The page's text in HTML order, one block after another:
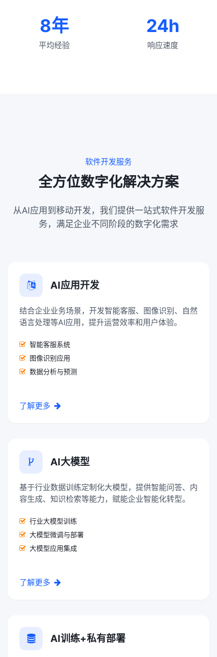
8年
平均经验
24h
响应速度
软件开发服务
全方位数字化解决方案
从AI应用到移动开发，我们提供一站式软件开发服
务，满足企业不同阶段的数字化需求
AI应用开发
结合企业业务场景，开发智能客服、图像识别、自然
语言处理等AI应用，提升运营效率和用户体验。
智能客服系统
图像识别应用
数据分析与预测
了解更多
AI大模型
基于行业数据训练定制化大模型，提供智能问答、内
容生成、知识检索等能力，赋能企业智能化转型。
行业大模型训练
大模型微调与部署
大模型应用集成
了解更多
AI训练+私有部署